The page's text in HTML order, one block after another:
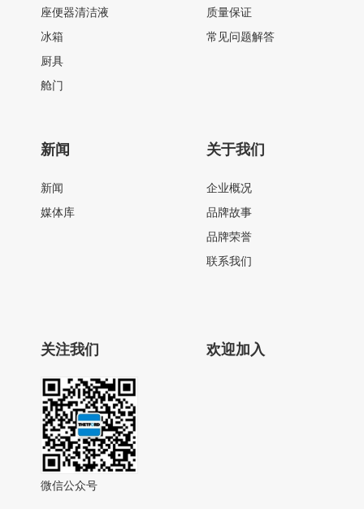
座便器清洁液
冰箱
厨具
舱门
质量保证
常见问题解答
新闻
新闻
媒体库
关于我们
企业概况
品牌故事
品牌荣誉
联系我们
关注我们
微信公众号
欢迎加入